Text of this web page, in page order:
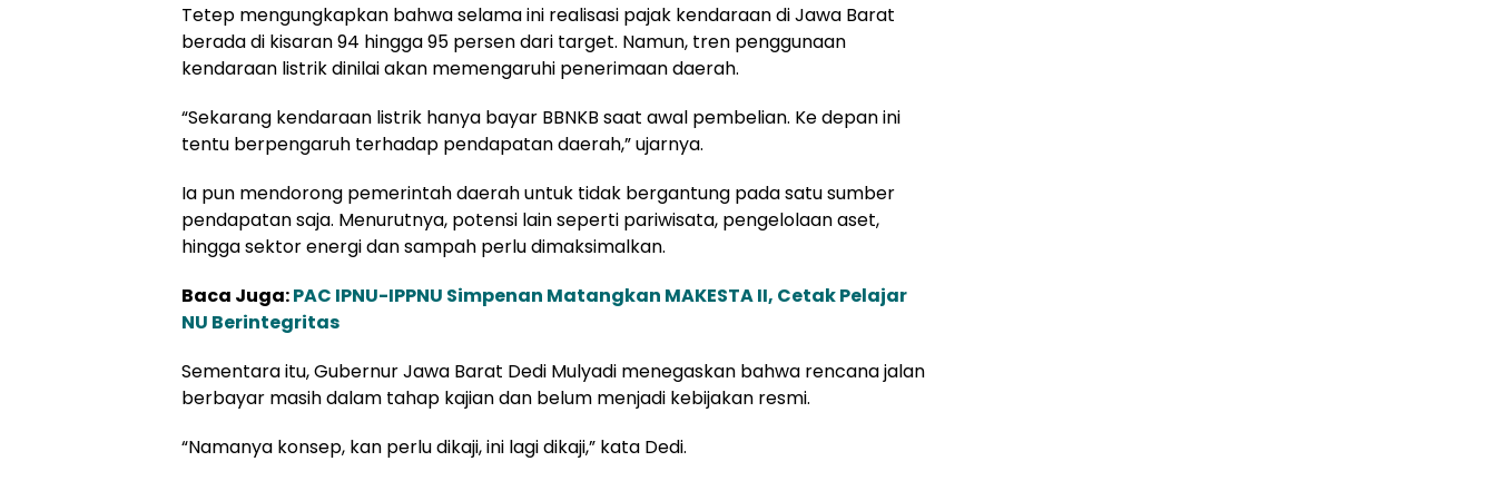
Tetep mengungkapkan bahwa selama ini realisasi pajak kendaraan di Jawa Barat
berada di kisaran 94 hingga 95 persen dari target. Namun, tren penggunaan
kendaraan listrik dinilai akan memengaruhi penerimaan daerah.
“Sekarang kendaraan listrik hanya bayar BBNKB saat awal pembelian. Ke depan ini
tentu berpengaruh terhadap pendapatan daerah,” ujarnya.
Ia pun mendorong pemerintah daerah untuk tidak bergantung pada satu sumber
pendapatan saja. Menurutnya, potensi lain seperti pariwisata, pengelolaan aset,
hingga sektor energi dan sampah perlu dimaksimalkan.
Baca Juga:PAC IPNU-IPPNU Simpenan Matangkan MAKESTA II, Cetak Pelajar
NU Berintegritas
Sementara itu, Gubernur Jawa Barat Dedi Mulyadi menegaskan bahwa rencana jalan
berbayar masih dalam tahap kajian dan belum menjadi kebijakan resmi.
“Namanya konsep, kan perlu dikaji, ini lagi dikaji,” kata Dedi.